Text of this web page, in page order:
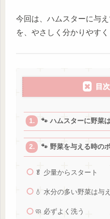
今回は、ハムスターに与
を、やさしく分かりやす
目次
🐾 ハムスターに野菜
🐾 野菜を与える時の
🥬 少量からスタート
💧 水分の多い野菜は与
🧼 必ずよく洗う